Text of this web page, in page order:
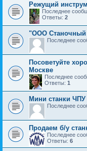
Режущий
Последнее
Ответы: 2
"ООО Станочный
Последнее
Посоветуйте
Москве
Последнее
Ответы: 1
Мини станки ЧПУ
Последнее
Продаем б/у
Последнее
Ответы: 6